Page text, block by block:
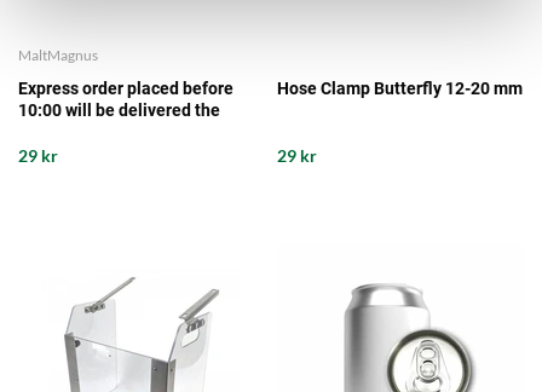
MaltMagnus
Express order placed before
10:00 will be delivered the
storage
29 kr
Hose Clamp Butterfly 12-20 mm
29 kr